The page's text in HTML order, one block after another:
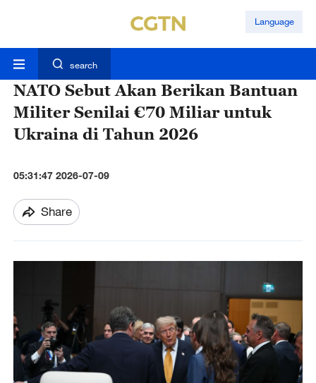
Language
search
NATO Sebut Akan Berikan Bantuan
Militer Senilai €70 Miliar untuk
Ukraina di Tahun 2026
05:31:47 2026-07-09
Share